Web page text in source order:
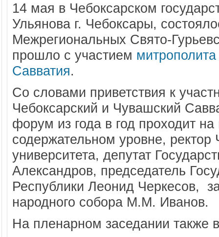
14 мая в Чебоксарском
Ульянова г. Чебоксары,
Межрегиональных Свято-
прошло с участием
Савватия.
Со словами приветствия к
Чебоксарский и Чувашский
форум из года в год проходит
содержательном уровне, ректор
университета, депутат
Александров, председатель
Республики Леонид Черкесов,
народного собора М.М. Иванов.
На пленарном заседании также